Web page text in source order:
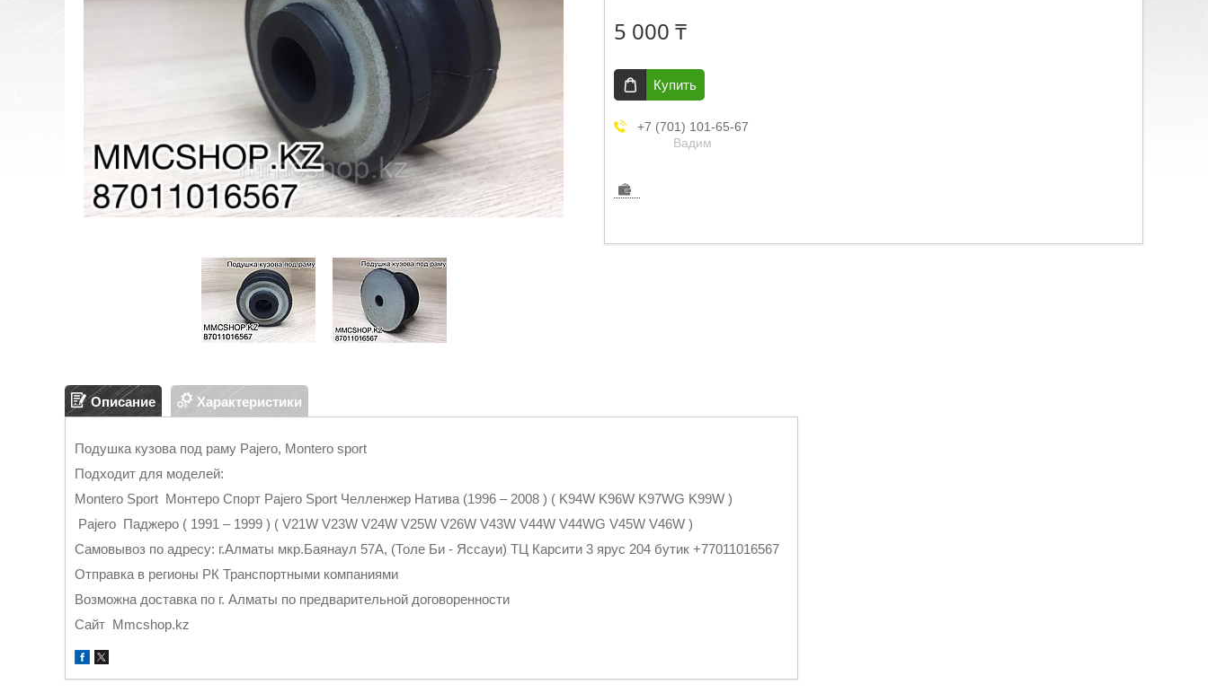
5 000 ₸
Купить
+7 (701) 101-65-67
Вадим
Описание Характеристики
Подушка кузова под раму Pajero, Montero sport
Подходит для моделей:
Montero Sport Монтеро Спорт Pajero Sport Челленжер Натива (1996 – 2008 ) ( K94W K96W K97WG K99W )
Pajero Паджеро ( 1991 – 1999 ) ( V21W V23W V24W V25W V26W V43W V44W V44WG V45W V46W )
Самовывоз по адресу: г.Алматы мкр.Баянаул 57А, (Толе Би - Яссауи) ТЦ Карсити 3 ярус 204 бутик +77011016567
Отправка в регионы РК Транспортными компаниями
Возможна доставка по г. Алматы по предварительной договоренности
Cайт Mmcshop.kz